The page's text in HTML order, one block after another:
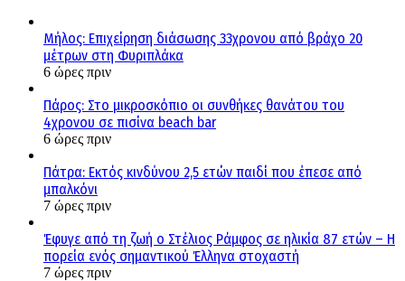
Μήλος: Επιχείρηση διάσωσης 33χρονου από βράχο 20
μέτρων στη Φυριπλάκα
6 ώρες πριν
Πάρος: Στο μικροσκόπιο οι συνθήκες θανάτου του
4χρονου σε πισίνα beach bar
6 ώρες πριν
Πάτρα: Εκτός κινδύνου 2,5 ετών παιδί που έπεσε από
μπαλκόνι
7 ώρες πριν
Έφυγε από τη ζωή ο Στέλιος Ράμφος σε ηλικία 87 ετών – Η
πορεία ενός σημαντικού Έλληνα στοχαστή
7 ώρες πριν